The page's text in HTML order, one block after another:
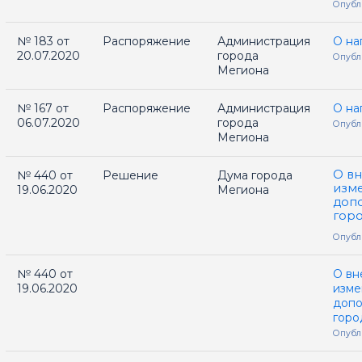
№ 183 от
20.07.2020
Распоряжение
Администрация
города
Мегиона
О
№ 167 от
06.07.2020
Распоряжение
Администрация
города
Мегиона
О
№ 440 от
19.06.2020
Решение
Дума города
Мегиона
О
№ 440 от
19.06.2020
О